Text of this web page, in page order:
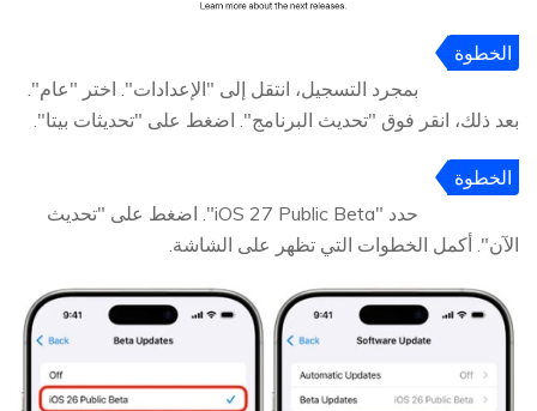
الخطوة
بمجرد التسجيل، انتقل إلى "الإعدادات". اختر "عام".
بعد ذلك، انقر فوق "تحديث البرنامج". اضغط على "تحديثات بيتا".
الخطوة
حدد "iOS 27 Public Beta". اضغط على "تحديث
الآن". أكمل الخطوات التي تظهر على الشاشة.